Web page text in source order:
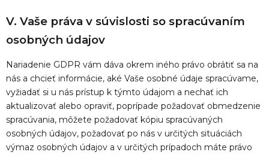
V. Vaše práva v súvislosti so spracúvaním
osobných údajov
Nariadenie GDPR vám dáva okrem iného právo obrátiť sa na
nás a chcieť informácie, aké Vaše osobné údaje spracúvame,
vyžiadať si u nás prístup k týmto údajom a nechať ich
aktualizovať alebo opraviť, poprípade požadovať obmedzenie
spracúvania, môžete požadovať kópiu spracúvaných
osobných údajov, požadovať po nás v určitých situáciách
výmaz osobných údajov a v určitých prípadoch máte právo